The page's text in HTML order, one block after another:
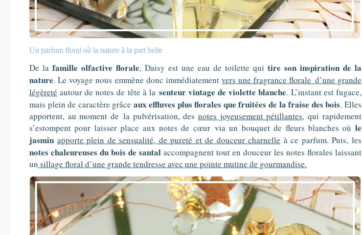
Un parfum floral où la nature à la part belle
De la famille olfactive florale, Daisy est une eau de toilette qui tire son inspiration de la
nature. Le voyage nous emmène donc immédiatementvers une fragrance florale d’une grande
légèreté autour de notes de tête à lasenteur vintage de violette blanche. L’instant est fugace,
mais plein de caractère grâce aux effluves plus florales que fruitées de la fraise des bois. Elles
apportent, au moment de la pulvérisation, des notes joyeusement pétillantes, qui rapidement
s’estompent pour laisser place aux notes de cœur via un bouquet de fleurs blanches où le
jasmin apporte plein de sensualité, de pureté et de douceur charnelle à ce parfum. Puis, les
notes chaleureuses du bois de santalaccompagnent tout en douceur les notes florales laissant
un sillage floral d’une grande tendresse avec une pointe mutine de gourmandise.